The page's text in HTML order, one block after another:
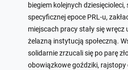
biegiem kolejnych dziesięcioleci,
specyficznej epoce PRL-u,
miejscach pracy stały się
żelazną instytucją społeczną.
solidarnie zrzucali się po parę
obowiązkowe goździki, rajstopy